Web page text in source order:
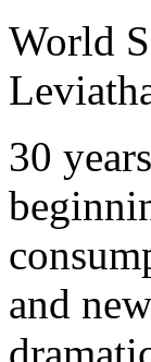
World
30
and